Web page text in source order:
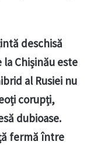
deschisă
Chișinău este
al Rusiei nu
corupți,
dubioase.
fermă între